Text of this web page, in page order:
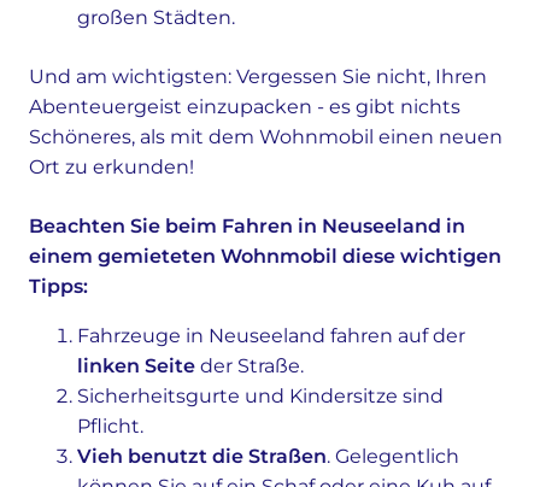
großen Städten.
Und am wichtigsten: Vergessen Sie nicht, Ihren
Abenteuergeist einzupacken - es gibt nichts
Schöneres, als mit dem Wohnmobil einen neuen
Ort zu erkunden!
Beachten Sie beim Fahren in Neuseeland in
einem gemieteten Wohnmobil diese wichtigen
Tipps:
Fahrzeuge in Neuseeland fahren auf der
linken Seite der Straße.
Sicherheitsgurte und Kindersitze sind
Pflicht.
Vieh benutzt die Straßen. Gelegentlich